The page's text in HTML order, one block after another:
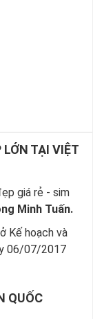
TẠI VIỆT
giá rẻ - sim
Minh Tuấn.
Kế hoạch và
06/07/2017
QUỐC